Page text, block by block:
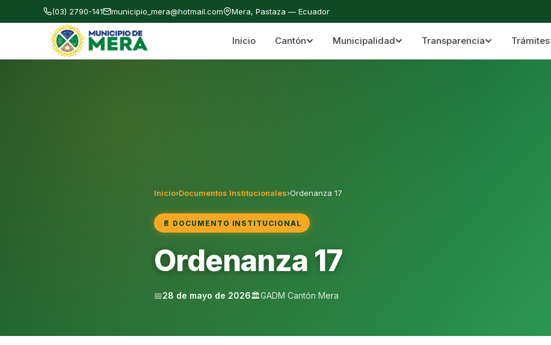
(03) 2790-141 municipio_mera@hotmail.com Mera, Pastaza — Ecuador
Gobierno Autónomo Descentralizado Municipal del Cantón Mera Cantón Mera · Pastaza · Llanganates y Amazonía
Inicio Cantón Municipalidad Transparencia Trámites
Inicio›Documentos Institucionales›Ordenanza 17
📄 DOCUMENTO INSTITUCIONAL
Ordenanza 17
📅28 de mayo de 2026🏛️GADM Cantón Mera